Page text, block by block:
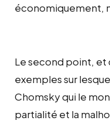
économiquement,
Le second point, et
exemples sur
Chomsky qui le
partialité et la